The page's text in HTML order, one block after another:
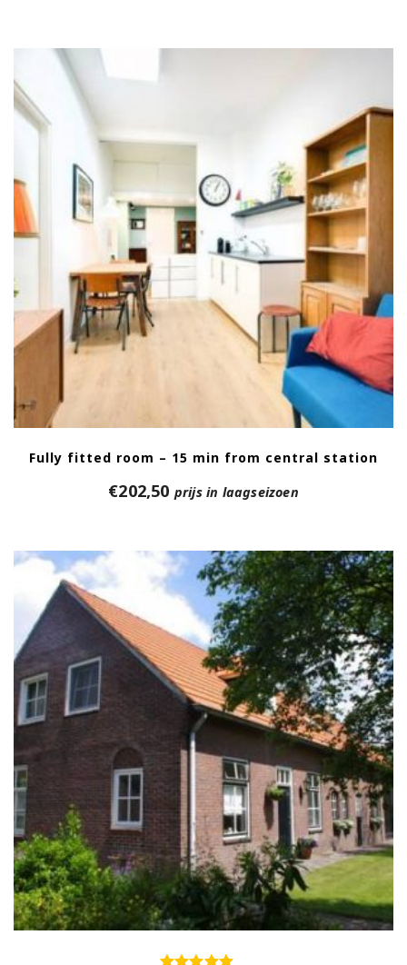
Fully fitted room – 15 min from central station
€202,50 prijs in laagseizoen